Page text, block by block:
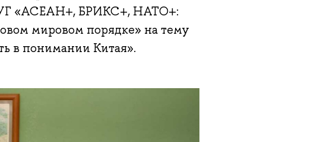
«АСЕАН+, БРИКС+, НАТО+:
мировом порядке» на тему
в понимании Китая».